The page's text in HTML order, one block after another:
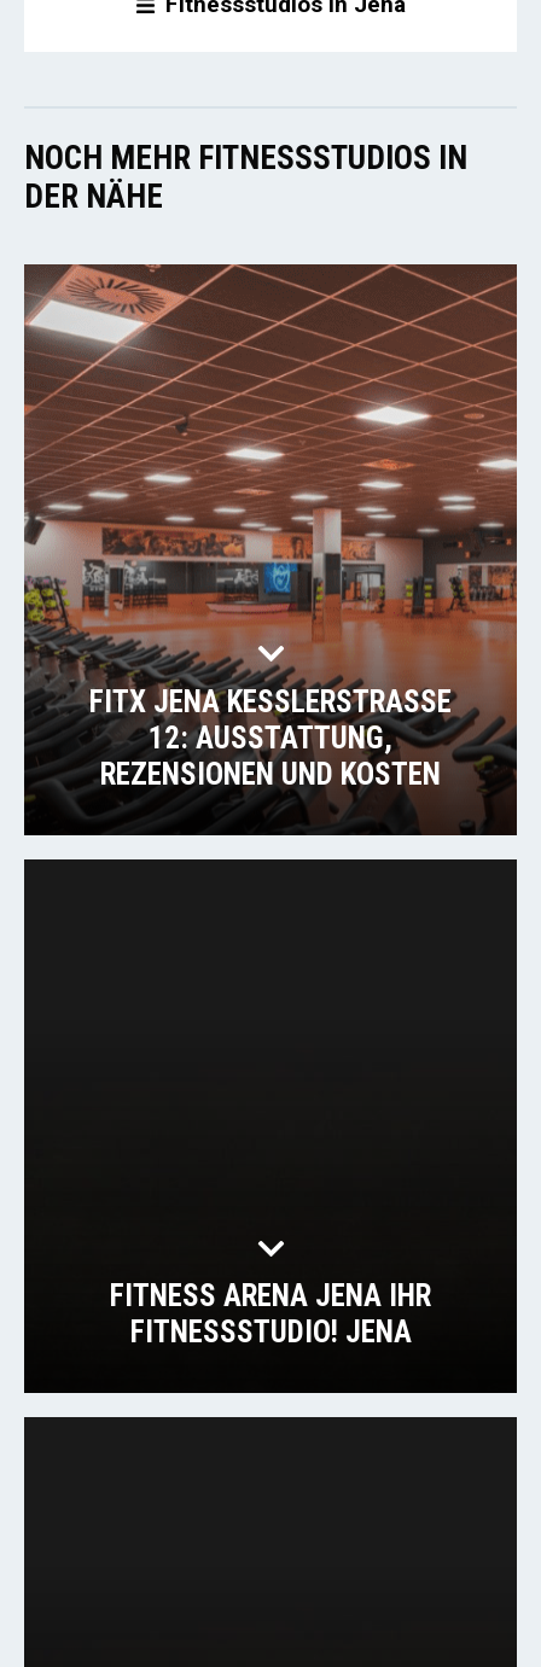
NOCH MEHR FITNESSSTUDIOS IN
DER NÄHE
FITX JENA KESSLERSTRASSE 12
: AUSSTATTUNG,
REZENSIONEN UND KOSTEN
FITNESS ARENA JENA IHR
FITNESSSTUDIO! JENA